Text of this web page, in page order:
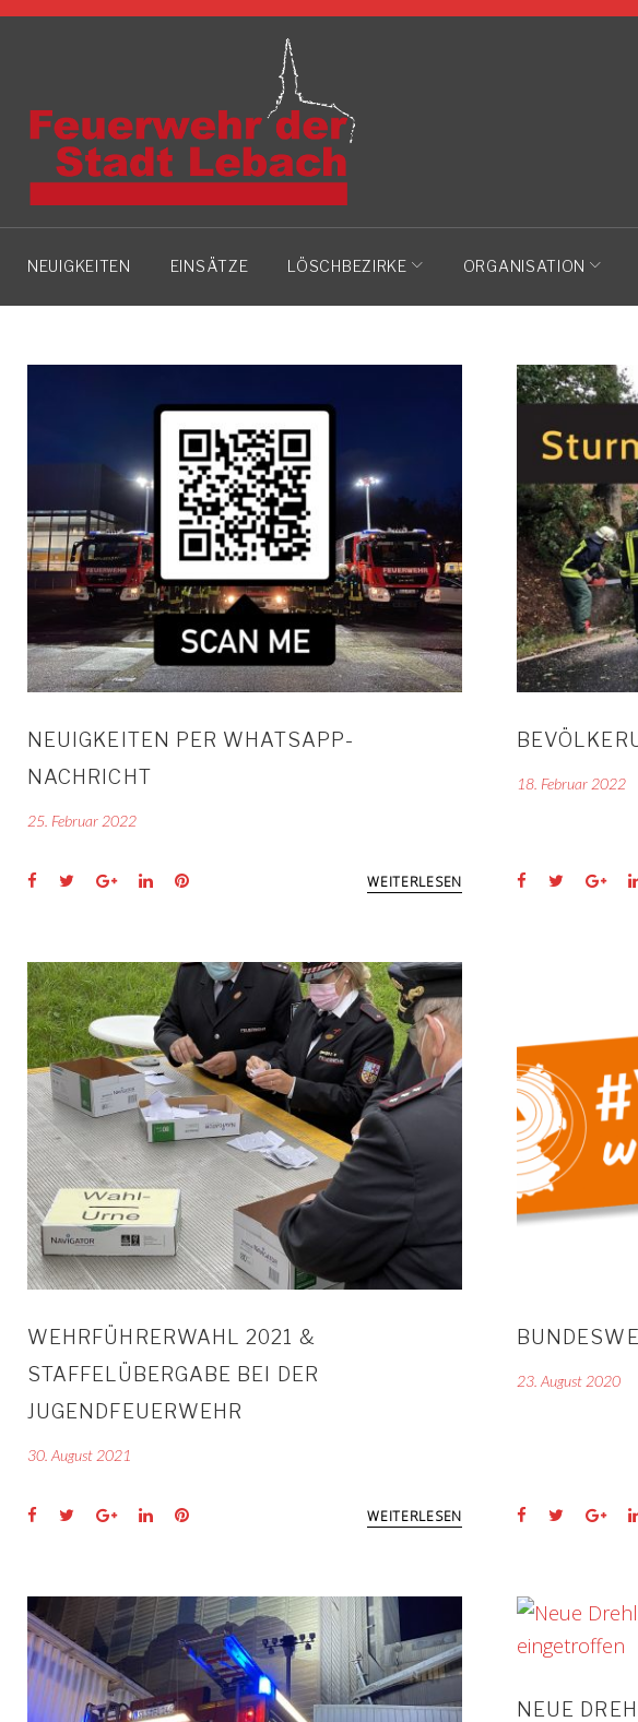
Skip
NEUIGKEITEN EINSÄTZE LÖSCHBEZIRKE ORGANISATION
AUTOR:
NEUIGKEITEN PER WHATSAPP-
NACHRICHT
25. Februar 2022
Facebook
TwitterGoogle+LinkedInPinterest WEITERLESEN
18. Februar 2022
Facebook
Twitter
WEHRFÜHRERWAHL 2021 &
STAFFELÜBERGABE BEI DER
JUGENDFEUERWEHR
30. August 2021
Facebook
TwitterGoogle+LinkedInPinterest WEITERLESEN
23. August 2020
Facebook
Twitter
NEUE